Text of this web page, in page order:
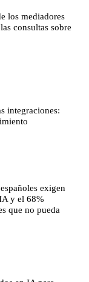
los mediadores
consultas sobre
integraciones:
exigen
y el 68%
que no pueda